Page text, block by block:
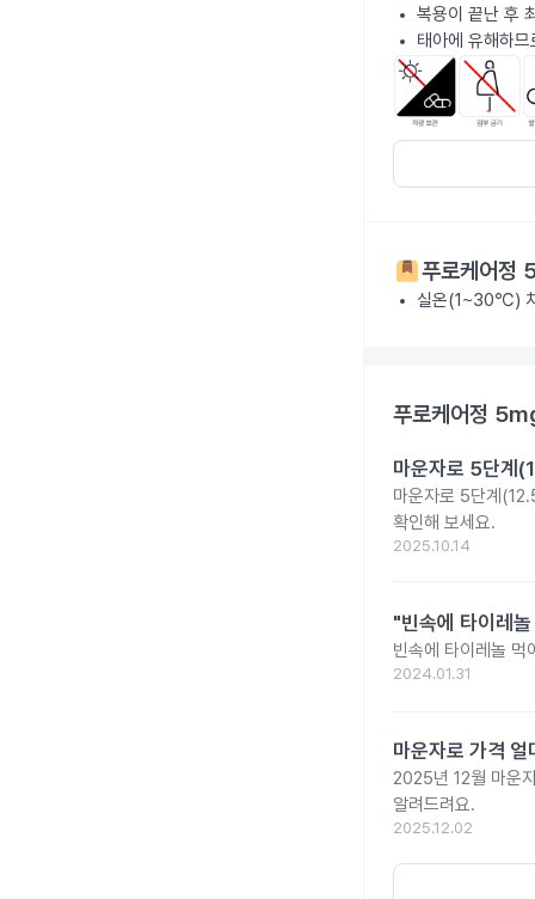
복용이 끝난 후
태아에 유해하
푸로케어정
실온(1~30℃)
푸로케어정
마운자로 5단계
마운자로 5단계
확인해 보세요.
2025.10.14
"빈속에 타이레
빈속에 타이레놀 먹
2024.01.31
마운자로 가격
2025년 12월 마운
알려드려요.
2025.12.02